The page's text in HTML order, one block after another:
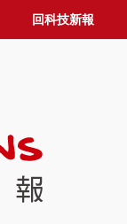
回科技新報